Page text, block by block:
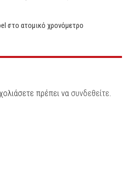
στο ατομικό χρονόμετρο
πρέπει να συνδεθείτε